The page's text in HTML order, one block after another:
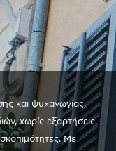
και ψυχαγωγίας,
χωρίς εξαρτήσεις,
Με